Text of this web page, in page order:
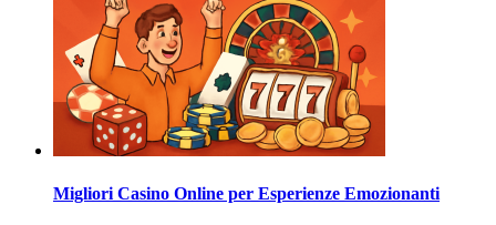
Migliori Casino Online per Esperienze Emozionanti